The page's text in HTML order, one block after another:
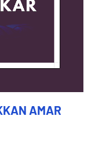
AMAR